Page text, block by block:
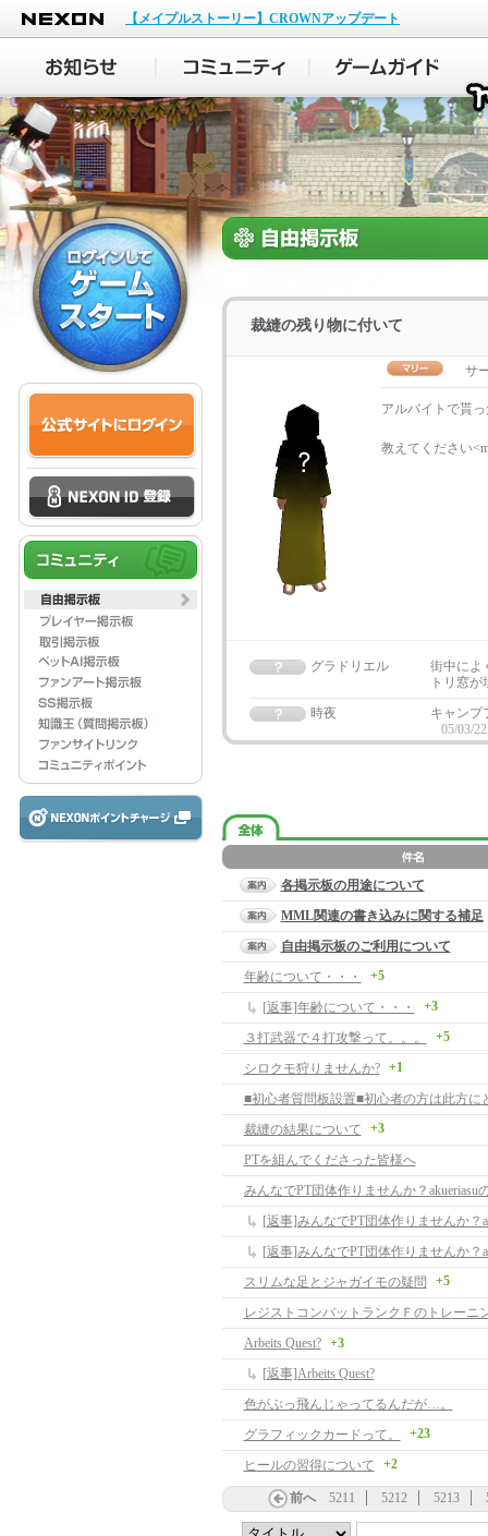
NEXON
【メイプルストーリー】CROWNアップデート
裁縫の残り物に付いて
サ
アルバイトで貰
教えてください
グラドリエル
街中によ
トリ窓
時夜
キャンプ
05/03/
各掲示板の用途について
MML関連の書き込みに関する補足
自由掲示板のご利用について
年齢について・・・
+5
[返事]年齢について・・・ +3
３打武器で４打攻撃って。。。 +5
シロクモ狩りませんか? +1
裁縫の結果について +3
PTを組んでくださった皆様へ
みんなでPT団体作りませんか？akueriasu
スリムな足とジャガイモの疑問 +5
レジストコンバットランクＦのトレーニ
Arbeits Quest?
+3
[返事]Arbeits Quest?
色がぶっ飛んじゃってるんだが…。
グラフィックカードって。
+23
ヒールの習得について +2
前へ 5211 5212 5213